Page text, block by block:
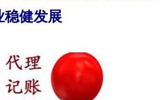
稳健发展